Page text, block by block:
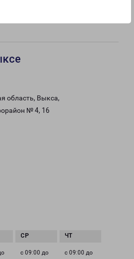
область, Выкса,
№ 4, 16
с 09:00 до
с 09:00 до